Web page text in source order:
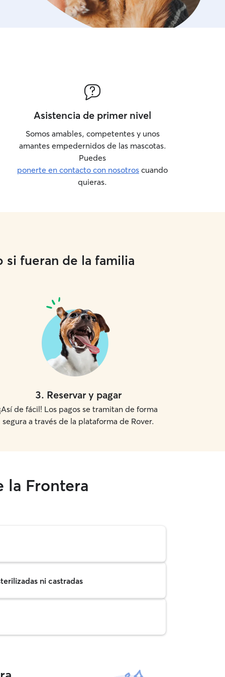
Asistencia de primer nivel
Somos amables, competentes y unos
amantes empedernidos de las mascotas.
Puedes
ponerte en contacto con nosotros cuando
quieras.
si fueran de la familia
3. Reservar y pagar
de fácil! Los pagos se tramitan de forma
segura a través de la plataforma de Rover.
la Frontera
ni castradas